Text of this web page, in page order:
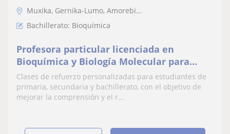
Muxika, Gernika-Lumo, Amorebi...
Bachillerato: Bioquímica
Profesora particular licenciada en
Bioquímica y Biología Molecular para
alumnos de primaria, secundaria y
bachillerato
Clases de refuerzo personalizadas para estudiantes de
primaria, secundaria y bachillerato, con el objetivo de
mejorar la comprensión y el r...